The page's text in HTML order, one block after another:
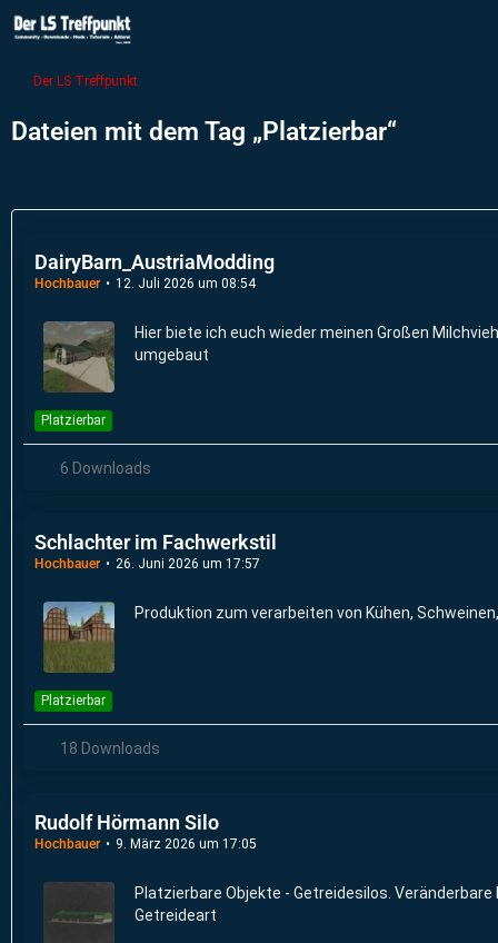
Der LS Treffpunkt
Dateien mit dem Tag „Platzierbar“
DairyBarn_AustriaModding
Hochbauer 12. Juli 2026 um 08:54
Hier biete ich euch wieder meinen Großen
umgebaut
Platzierbar
6 Downloads
Schlachter im Fachwerkstil
Hochbauer 26. Juni 2026 um 17:57
Produktion zum verarbeiten von Kühen,
Platzierbar
18 Downloads
Rudolf Hörmann Silo
Hochbauer 9. März 2026 um 17:05
Platzierbare Objekte - Getreidesilos. Veränderbare
Getreideart